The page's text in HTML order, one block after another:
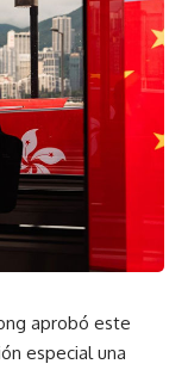
aprobó este
especial una